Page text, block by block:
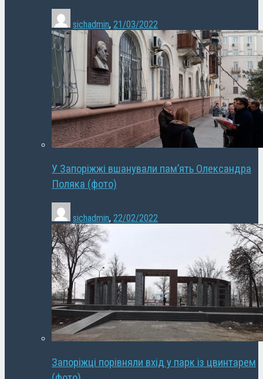
sichadmin, 21/03/2022
У Запоріжжі вшанували пам’ять Олександра
Поляка (фото)
sichadmin, 22/02/2022
Запоріжці порівняли вхід у парк із цвинтарем